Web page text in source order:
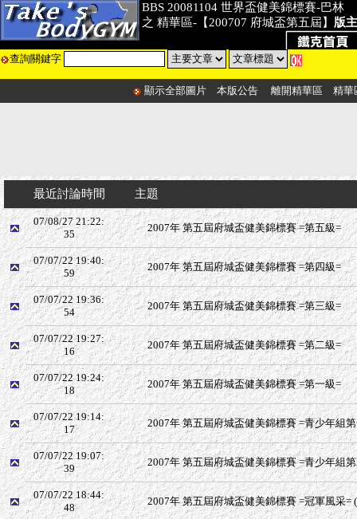
BBS 20081104 世界盃健美錦標賽-巴林
之 精華區-【200707 府城盃第五屆】 版主
查詢關鍵字
顯示全部圖片 本版公告 離開精華區 精華
最近討論時間 主題
07/08/27 21:22:
35
2007年 第五屆府城盃健美錦標賽 =第五級=
07/07/22 19:40:
59
2007年 第五屆府城盃健美錦標賽 =第四級=
07/07/22 19:36:
54
2007年 第五屆府城盃健美錦標賽 =第三級=
07/07/22 19:27:
16
2007年 第五屆府城盃健美錦標賽 =第二級=
07/07/22 19:24:
18
2007年 第五屆府城盃健美錦標賽 =第一級=
07/07/22 19:14:
17
2007年 第五屆府城盃健美錦標賽 =青少年組
07/07/22 19:07:
39
2007年 第五屆府城盃健美錦標賽 =青少年組
07/07/22 18:44:
48
2007年 第五屆府城盃健美錦標賽 =冠軍風采=(